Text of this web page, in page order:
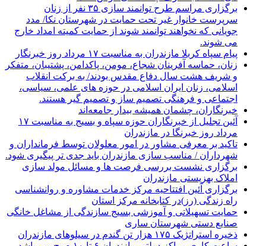
برگزاری مراسم طرح توانمند سازی ۳۵ نفر از زنان
سرپرست خانوار غیر تحت حمایت در شهرستان نکا/ مدد
جویانی که نخواهند توانمند شوند از حمایت کمیته امداد خارج
می شوند.
پیام سپاه کربلا مازندران به مناسبت ۱۷ مرداد روز خبرنگار
زنان، حماسه آفرینان شجاع، مومن، پاکدامن، پشتیبان، متفکر
و شریف هشت سال دفاع مقدس بودند/ به برکت انقلاب
اسلامی، زنان ایران اسلامی در حوزه های علمی، سیاسی،
اجتماعی و فرهنگی تصمیم ساز و تصمیم گیر هستند.
خبرنگاران، چشمان همیشه بیدار جامعه‌اند
آئین تجلیل از خبرنگاران حوزه سپاه و بسیج به مناسبت ۱۷
مرداد روز خبرنگا در مازندران
تاکید بر معرفی مشاور در امور معلولان توسط فرمانداران و
شهرداران / مناسب سازی مازندران باید جدی تر پیگیری شود.
برگزاری نشست بررسی فرصت ها و مسائل مولد سازی
املاک بهزیستی مازندران
برگزاری آئین افتتاحیه مرکز خدمات مشاوره و روانشناسی
راه زندگی (رز)در کتابخانه مرکز استان
حمایت تسهیلاتی و آموزشی بسیج سازندگی از مشاغل خانگی
صنایع دستی شهرستان ساری
ذخیره استراتژیک ۱۷۵ هزار تن گندم در سیلوهای مازندران